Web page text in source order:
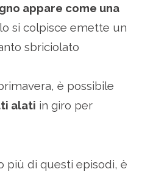
appare come una
si colpisce emette un
sbriciolato
è possibile
alati in giro per
più di questi episodi, è